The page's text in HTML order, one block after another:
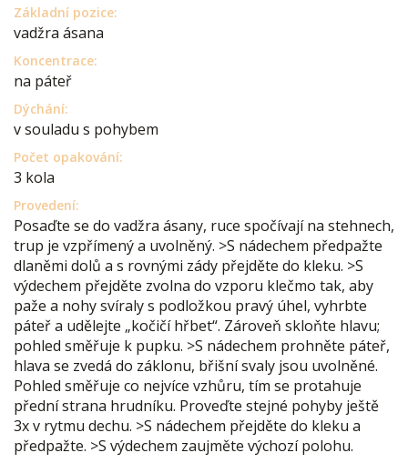
Základní pozice:
vadžra ásana
Koncentrace:
na páteř
Dýchání:
v souladu s pohybem
Počet opakování:
3 kola
Provedení:
Posaďte se do vadžra ásany, ruce spočívají na stehnech,
trup je vzpřímený a uvolněný. >S nádechem předpažte
dlaněmi dolů a s rovnými zády přejděte do kleku. >S
výdechem přejděte zvolna do vzporu klečmo tak, aby
paže a nohy svíraly s podložkou pravý úhel, vyhrbte
páteř a udělejte „kočičí hřbet“. Zároveň skloňte hlavu;
pohled směřuje k pupku. >S nádechem prohněte páteř,
hlava se zvedá do záklonu, břišní svaly jsou uvolněné.
Pohled směřuje co nejvíce vzhůru, tím se protahuje
přední strana hrudníku. Proveďte stejné pohyby ještě
3x v rytmu dechu. >S nádechem přejděte do kleku a
předpažte. >S výdechem zaujměte výchozí polohu.